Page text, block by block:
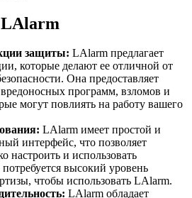
защиты: LAlarm предлагает
которые делают ее отличной от
Она предоставляет
программ, взломов и
могут повлиять на работу вашего
LAlarm имеет простой и
интерфейс, что позволяет
настроить и использовать
высокий уровень
чтобы использовать LAlarm.
LAlarm обладает